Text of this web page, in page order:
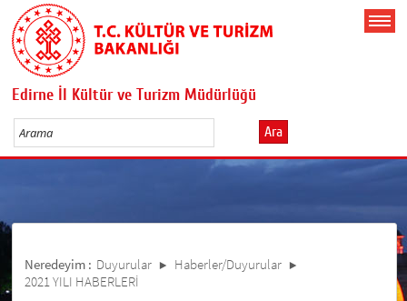
Edirne İl Kültür ve Turizm Müdürlüğü
Ara
Neredeyim : Duyurular
Haberler/Duyurular
2021 YILI HABERLERİ